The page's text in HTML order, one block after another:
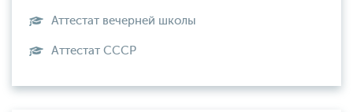
Аттестат вечерней школы
Aттестат СССР